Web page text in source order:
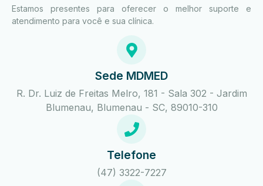
Estamos presentes para oferecer o melhor suporte e
atendimento para você e sua clínica.
Sede MDMED
R. Dr. Luiz de Freitas Melro, 181 - Sala 302 - Jardim
Blumenau, Blumenau - SC, 89010-310
Telefone
(47) 3322-7227